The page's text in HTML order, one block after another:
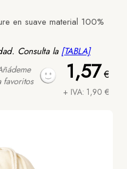
en suave material 100%
Consulta la [TABLA]
1,57€
+ IVA: 1,90 €
favoritos